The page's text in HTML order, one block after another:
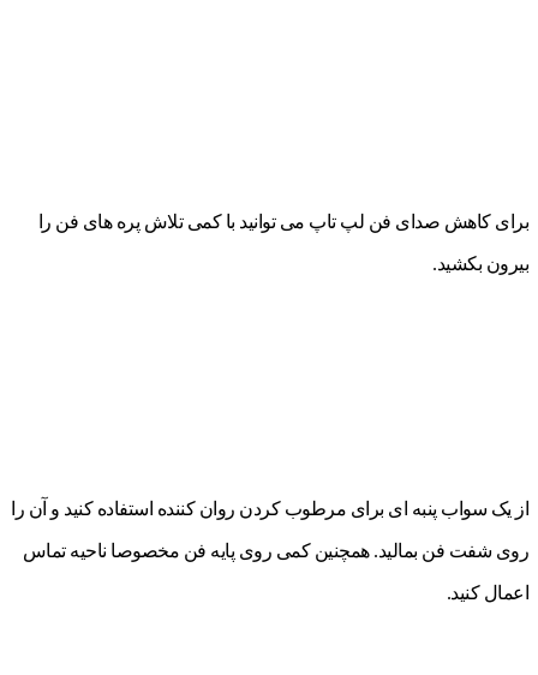
برای کاهش صدای فن لپ تاپ می توانید با کمی تلاش پره های فن را
بیرون بکشید.
از یک سواب پنبه ای برای مرطوب کردن روان کننده استفاده کنید و آن را
روی شفت فن بمالید. همچنین کمی روی پایه فن مخصوصا ناحیه تماس
اعمال کنید.